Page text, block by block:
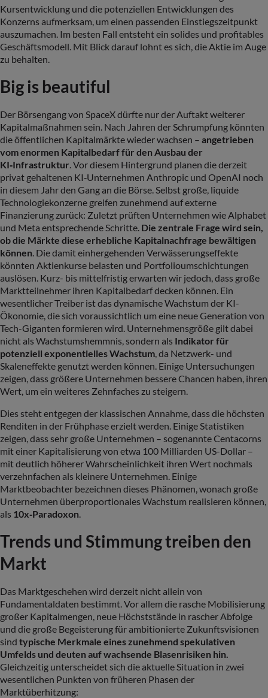
Kursentwicklung und die potenziellen Entwicklungen des
Konzerns aufmerksam, um einen passenden Einstiegszeitpunkt
auszumachen. Im besten Fall entsteht ein solides und profitables
Geschäftsmodell. Mit Blick darauf lohnt es sich, die Aktie im Auge
zu behalten.
Big is beautiful
Der Börsengang von SpaceX dürfte nur der Auftakt weiterer
Kapitalmaßnahmen sein. Nach Jahren der Schrumpfung könnten
die öffentlichen Kapitalmärkte wieder wachsen – angetrieben
vom enormen Kapitalbedarf für den Ausbau der
KI‑Infrastruktur . Vor diesem Hintergrund planen die derzeit
privat gehaltenen KI‑Unternehmen Anthropic und OpenAI noch
in diesem Jahr den Gang an die Börse. Selbst große, liquide
Technologiekonzerne greifen zunehmend auf externe
Finanzierung zurück: Zuletzt prüften Unternehmen wie Alphabet
und Meta entsprechende Schritte. Die zentrale Frage wird sein,
ob die Märkte diese erhebliche Kapitalnachfrage bewältigen
können . Die damit einhergehenden Verwässerungseffekte
könnten Aktienkurse belasten und Portfolioumschichtungen
auslösen. Kurz- bis mittelfristig erwarten wir jedoch, dass große
Marktteilnehmer ihren Kapitalbedarf decken können. Ein
wesentlicher Treiber ist das dynamische Wachstum der KI-
Ökonomie, die sich voraussichtlich um eine neue Generation von
Tech-Giganten formieren wird. Unternehmensgröße gilt dabei
nicht als Wachstumshemmnis, sondern als Indikator für
potenziell exponentielles Wachstum , da Netzwerk- und
Skaleneffekte genutzt werden können. Einige Untersuchungen
zeigen, dass größere Unternehmen bessere Chancen haben, ihren
Wert, um ein weiteres Zehnfaches zu steigern.
Dies steht entgegen der klassischen Annahme, dass die höchsten
Renditen in der Frühphase erzielt werden. Einige Statistiken
zeigen, dass sehr große Unternehmen – sogenannte Centacorns
mit einer Kapitalisierung von etwa 100 Milliarden US-Dollar –
mit deutlich höherer Wahrscheinlichkeit ihren Wert nochmals
verzehnfachen als kleinere Unternehmen. Einige
Marktbeobachter bezeichnen dieses Phänomen, wonach große
Unternehmen überproportionales Wachstum realisieren können,
als 10x‑Paradoxon
Trends und Stimmung treiben den
Markt
Das Marktgeschehen wird derzeit nicht allein von
Fundamentaldaten bestimmt. Vor allem die rasche Mobilisierung
großer Kapitalmengen, neue Höchststände in rascher Abfolge
und die große Begeisterung für ambitionierte Zukunftsvisionen
sind typische Merkmale eines zunehmend spekulativen
Umfelds und deuten auf wachsende Blasenrisiken hin.
Gleichzeitig unterscheidet sich die aktuelle Situation in zwei
wesentlichen Punkten von früheren Phasen der
Marktüberhitzung: